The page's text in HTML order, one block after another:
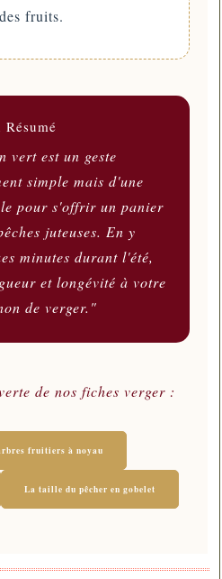
fruits.
Résumé
vert est un geste
simple mais d'une
pour s'offrir un panier
juteuses. En y
minutes durant l'été,
et longévité à votre
de verger."
de nos fiches verger :
fruitiers à noyau
La taille du pêcher en gobelet